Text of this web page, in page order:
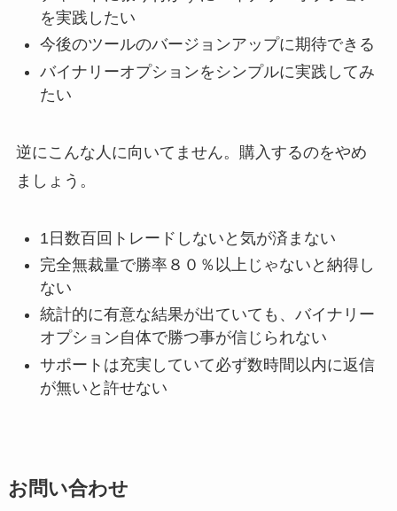
を実践したい
今後のツールのバージョンアップに期待できる
バイナリーオプションをシンプルに実践してみ
たい
逆にこんな人に向いてません。購入するのをやめ
ましょう。
1日数百回トレードしないと気が済まない
完全無裁量で勝率８０％以上じゃないと納得し
ない
統計的に有意な結果が出ていても、バイナリー
オプション自体で勝つ事が信じられない
サポートは充実していて必ず数時間以内に返信
が無いと許せない
お問い合わせ